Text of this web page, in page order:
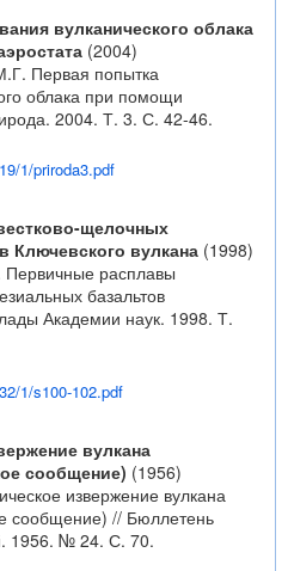
вулканического облака
(2004)
Первая попытка
облака при помощи
2004. Т. 3. С. 42-46.
1/priroda3.pdf
щелочных
Ключевского вулкана (1998)
расплавы
базальтов
Академии наук. 1998. Т.
1/s100-102.pdf
вулкана
сообщение) (1956)
извержение вулкана
сообщение) // Бюллетень
1956. № 24. С. 70.